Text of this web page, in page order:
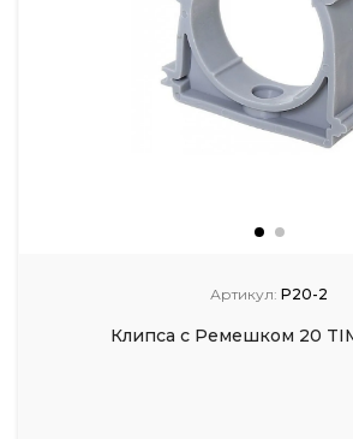
Артикул: P20-2
Клипса с Ремешком 20